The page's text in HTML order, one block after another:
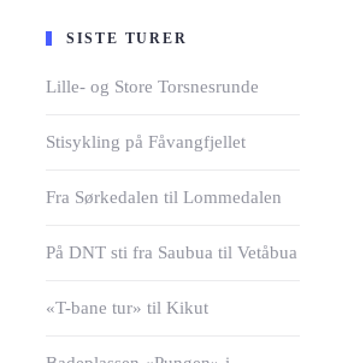
SISTE TURER
Lille- og Store Torsnesrunde
Stisykling på Fåvangfjellet
Fra Sørkedalen til Lommedalen
På DNT sti fra Saubua til Vetåbua
«T-bane tur» til Kikut